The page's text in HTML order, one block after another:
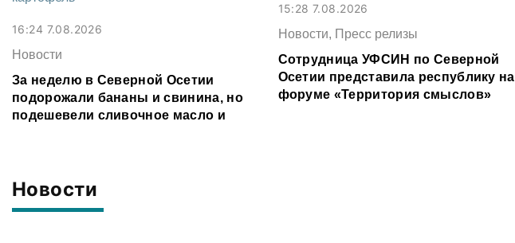
Новости
16:24 7.08.2026
Новости
За неделю в Северной Осетии
подорожали бананы и свинина, но
подешевели сливочное масло и
15:28 7.08.2026
Новости, Пресс релизы
Сотрудница УФСИН по Северной
Осетии представила республику на
форуме «Территория смыслов»